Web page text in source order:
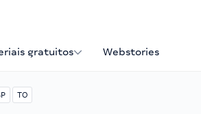
gratuitos Webstories
TO